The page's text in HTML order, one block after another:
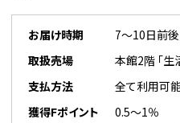
お届け時期
7～10日前
取扱売場
本館2階 「生
支払方法
全て利用可
獲得Fポイント
0.5～1％